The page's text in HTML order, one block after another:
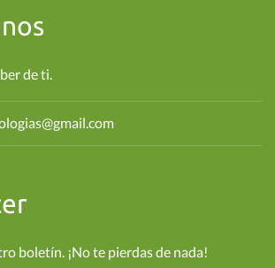
de ti.
boletín. ¡No te pierdas de nada!